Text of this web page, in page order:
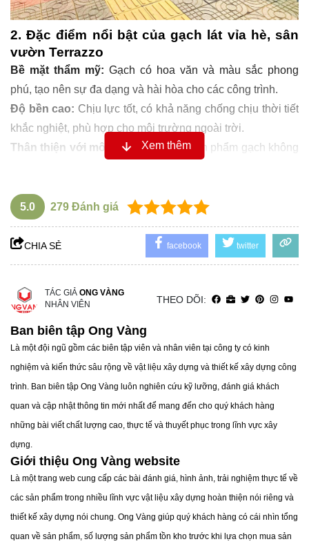
2. Đặc điểm nổi bật của gạch lát vỉa hè, sân
vườn Terrazzo
Bề mặt thẩm mỹ: Gạch có hoa văn và màu sắc phong
phú, tạo nên sự đa dạng và hài hòa cho các công trình.
Độ bền cao: Chịu lực tốt, có khả năng chống chịu thời tiết
khắc nghiệt, phù hợp cho môi trường ngoài trời.
Thân thiện với môi trường:Đây là sản phẩm gạch không
Dễ bảo dưỡng và thi công:Gạch có khả năng chống
bám bẩn, dễ dàng vệ sinh, không bị ứ đọng nước.
Giá cả hợp lý:
Chi phí phải chăng, phù hợp với nhiều dự
án công trình.
3. Kích thước phổ biến của gạch lát sàn
Terrazzo và gạch sân vườn
Kích thước gạch phổ biến nhất là 400 x 400 mm, do được
Xem thêm
5.0 279 Đánh giá
CHIA SẺ facebook twitter
TÁC GIẢ ONG VÀNG
NHÂN VIÊN
THEO DÕI:
Ban biên tập Ong Vàng
Là một đội ngũ gồm các biên tập viên và nhân viên tại công ty có kinh
nghiệm và kiến thức sâu rộng về vật liệu xây dựng và thiết kế xây dựng công
trình. Ban biên tập Ong Vàng luôn nghiên cứu kỹ lưỡng, đánh giá khách
quan và cập nhật thông tin mới nhất để mang đến cho quý khách hàng
những bài viết chất lượng cao, thực tế và thuyết phục trong lĩnh vực xây
dựng.
Giới thiệu Ong Vàng website
Là một trang web cung cấp các bài đánh giá, hình ảnh, trải nghiệm thực tế về
các sản phẩm trong nhiều lĩnh vực vật liệu xây dựng hoàn thiện nói riêng và
thiết kế xây dựng nói chung. Ong Vàng giúp quý khách hàng có cái nhìn tổng
quan về sản phẩm, số lượng sản phẩm tồn kho trước khi lựa chọn mua sản